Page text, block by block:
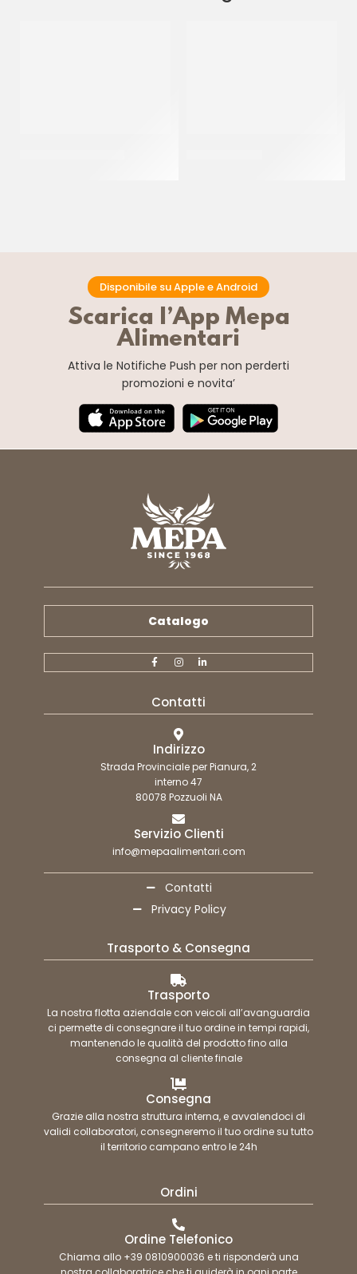
Disponibile su Apple e Android
Scarica l’App Mepa
Alimentari
Attiva le Notifiche Push per non perderti
promozioni e novita’
Catalogo
Contatti
Indirizzo
Strada Provinciale per Pianura, 2
interno 47
80078 Pozzuoli NA
Servizio Clienti
info@mepaalimentari.com
Contatti
Privacy Policy
Trasporto & Consegna
Trasporto
La nostra flotta aziendale con veicoli all’avanguardia
ci permette di consegnare il tuo ordine in tempi rapidi,
mantenendo le qualità del prodotto fino alla
consegna al cliente finale
Consegna
Grazie alla nostra struttura interna, e avvalendoci di
validi collaboratori, consegneremo il tuo ordine su tutto
il territorio campano entro le 24h
Ordini
Ordine Telefonico
Chiama allo +39 0810900036 e ti risponderà una